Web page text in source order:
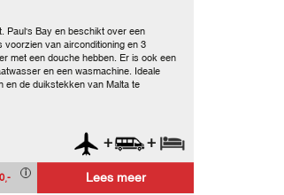
Paul's Bay en beschikt over een
voorzien van airconditioning en 3
met een douche hebben. Er is ook een
en een wasmachine. Ideale
en de duikstekken van Malta te
+ +
Lees meer